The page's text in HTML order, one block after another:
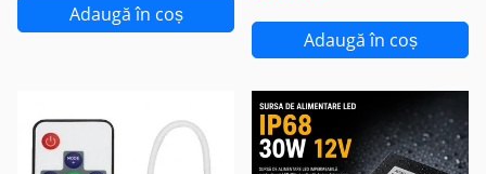
Adaugă în coș
Adaugă în coș